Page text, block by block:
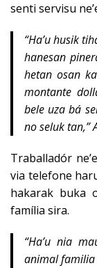
senti servisu
“Ha’u husik
hanesan
hetan osan
montante
bele uza bá
no seluk tan,”
Traballadór
via telefone
hakarak buka
família sira.
“Ha’u nia
animal familia